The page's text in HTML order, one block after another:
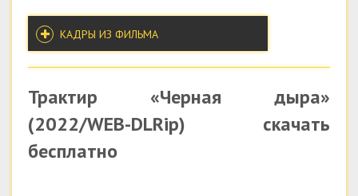
КАДРЫ ИЗ ФИЛЬМА
Трактир «Черная дыра»
(2022/WEB-DLRip) скачать
бесплатно